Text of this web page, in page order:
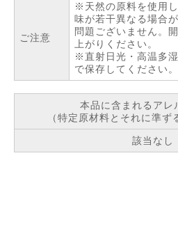
ご注意
※天然の原料を使用
味が若干異なる場合
問題ございません。
上がりください。
※直射日光・高温多
で保存してください。
本品に含まれるアレ
（特定原材料とそれに準ず
該当なし